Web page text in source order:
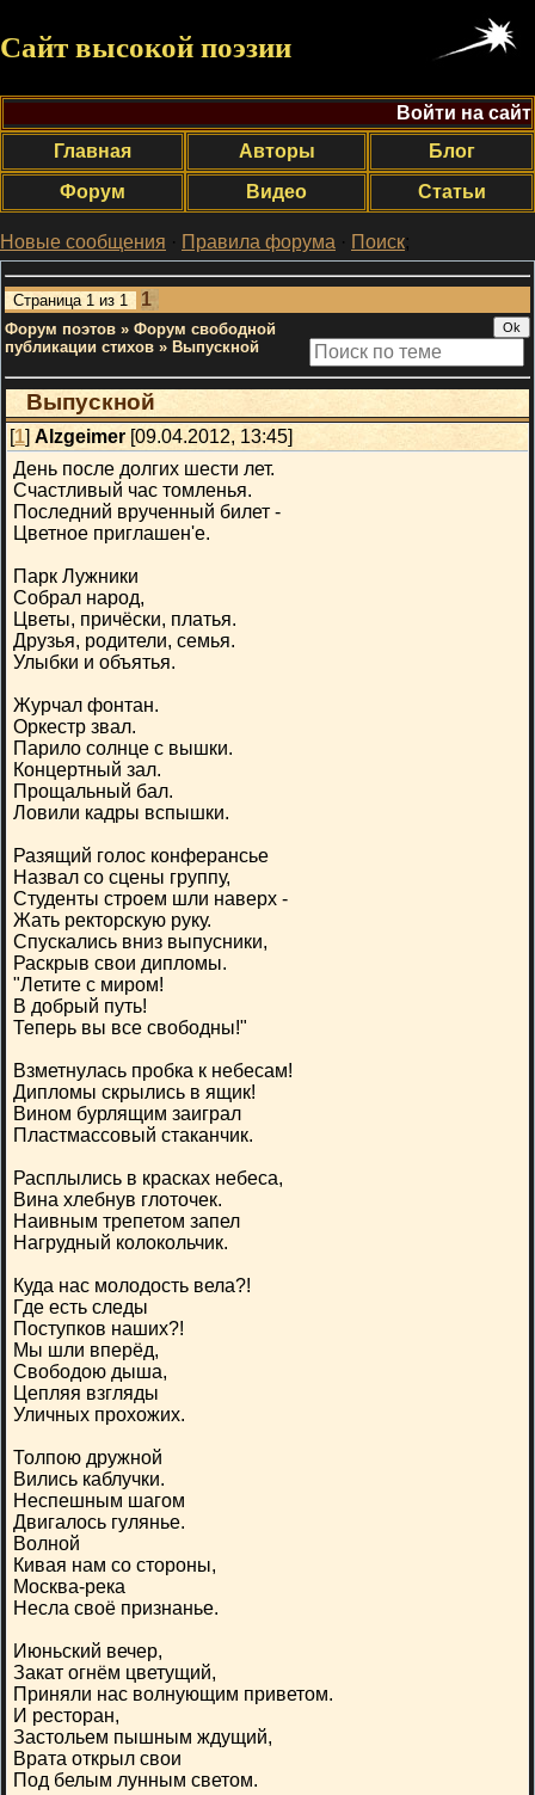
Сайт высокой поэзии
Войти на сайт
Главная
Авторы
Блог
Форум
Видео Статьи
Новые сообщения · Правила форума · Поиск;
Страница 1 из 1 1
Форум поэтов » Форум свободной
публикации стихов » Выпускной
Выпускной
[1] Alzgeimer [09.04.2012, 13:45]
День после долгих шести лет.
Счастливый час томленья.
Последний врученный билет -
Цветное приглашен'е.
Парк Лужники
Собрал народ,
Цветы, причёски, платья.
Друзья, родители, семья.
Улыбки и объятья.
Журчал фонтан.
Оркестр звал.
Парило солнце с вышки.
Концертный зал.
Прощальный бал.
Ловили кадры вспышки.
Разящий голос конферансье
Назвал со сцены группу,
Студенты строем шли наверх -
Жать ректорскую руку.
Спускались вниз выпусники,
Раскрыв свои дипломы.
"Летите с миром!
В добрый путь!
Теперь вы все свободны!"
Взметнулась пробка к небесам!
Дипломы скрылись в ящик!
Вином бурлящим заиграл
Пластмассовый стаканчик.
Расплылись в красках небеса,
Вина хлебнув глоточек.
Наивным трепетом запел
Нагрудный колокольчик.
Куда нас молодость вела?!
Где есть следы
Поступков наших?!
Мы шли вперёд,
Свободою дыша,
Цепляя взгляды
Уличных прохожих.
Толпою дружной
Вились каблучки.
Неспешным шагом
Двигалось гулянье.
Волной
Кивая нам со стороны,
Москва-река
Несла своё признанье.
Июньский вечер,
Закат огнём цветущий,
Приняли нас волнующим приветом.
И ресторан,
Застольем пышным ждущий,
Врата открыл свои
Под белым лунным светом.